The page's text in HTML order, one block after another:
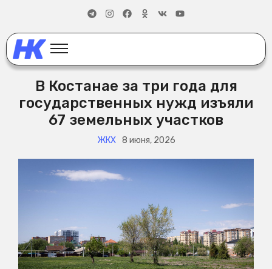
В Костанае за три года для
государственных нужд изъяли
67 земельных участков
ЖКХ 8 июня, 2026